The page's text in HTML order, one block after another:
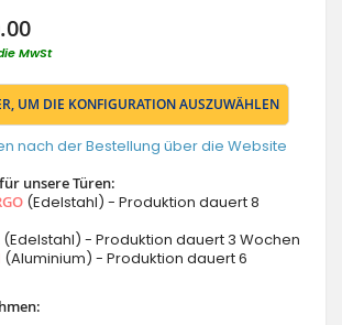
MwSt
UM DIE KONFIGURATION AUSZUWÄHLEN
nach der Bestellung über die Website
unsere Türen:
(Edelstahl) - Produktion dauert 8
(Edelstahl) - Produktion dauert 3 Wochen
(Aluminium) - Produktion dauert 6